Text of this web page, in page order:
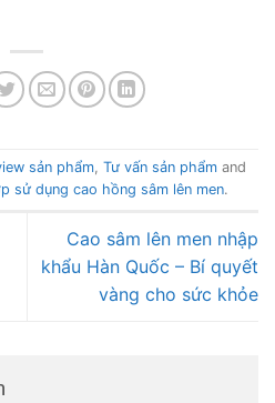
sản phẩm, Tư vấn sản phẩm and
sử dụng cao hồng sâm lên men.
Cao sâm lên men nhập
khẩu Hàn Quốc – Bí quyết
vàng cho sức khỏe